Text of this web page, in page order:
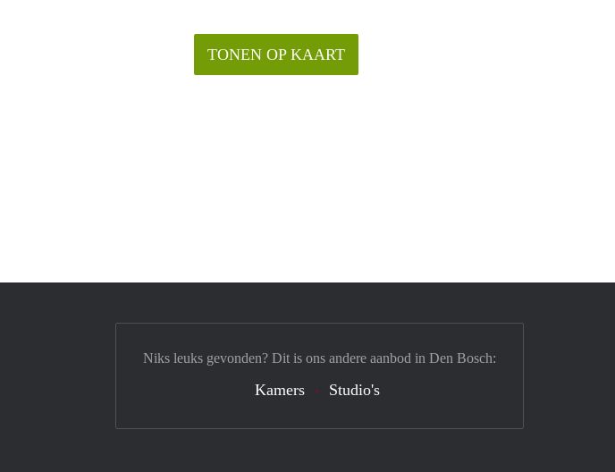
TONEN OP KAART
Niks leuks gevonden? Dit is ons andere aanbod in Den Bosch:
Kamers Studio's